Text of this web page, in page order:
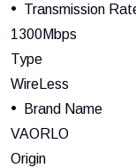
Transmission
1300Mbps
Type
WireLess
Brand Name
VAORLO
Origin